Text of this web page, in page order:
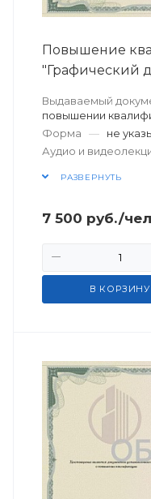
Повышение
"Графический
Выдаваемый
повышении
Форма
—
не
Аудио и
РАЗВЕРНУТЬ
7 500 руб./
В КОРЗИНУ